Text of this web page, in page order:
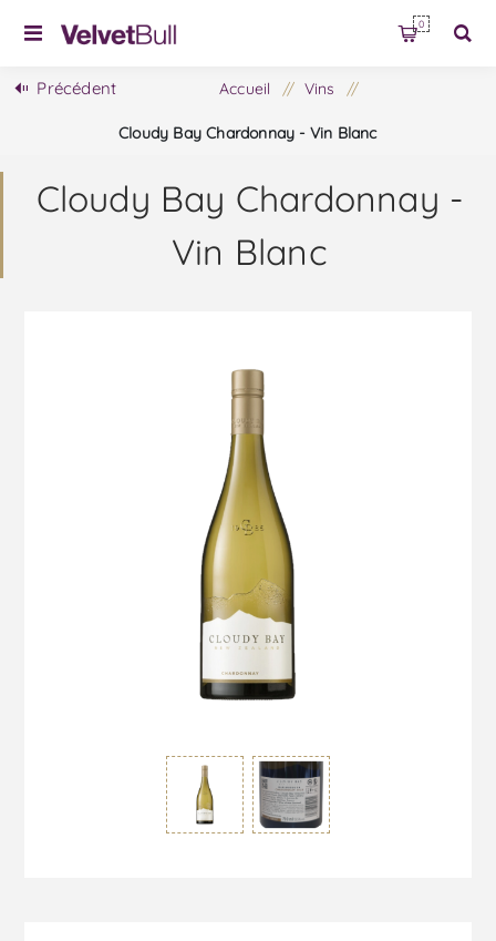
0
Précédent Accueil / Vins /
Cloudy Bay Chardonnay - Vin Blanc
Cloudy Bay Chardonnay -
Vin Blanc